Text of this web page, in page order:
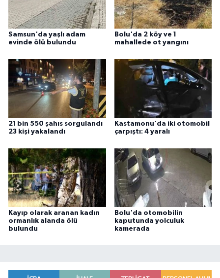
Samsun'da yaşlı adam
evinde ölü bulundu
Bolu'da 2 köy ve 1
mahallede ot yangını
21 bin 550 şahıs sorgulandı
23 kişi yakalandı
Kastamonu'da iki otomobil
çarpıştı: 4 yaralı
Kayıp olarak aranan kadın
ormanlık alanda ölü
bulundu
Bolu'da otomobilin
kaputunda yolculuk
kamerada